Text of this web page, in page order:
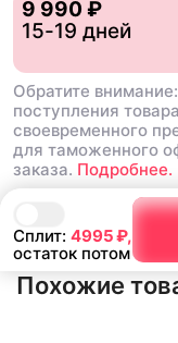
Сплит: 4995₽,
остаток потом
9 990 ₽
15-19 дней
Обратите
поступления
своевременного
для таможенного
заказа. Подробнее.
Похожие